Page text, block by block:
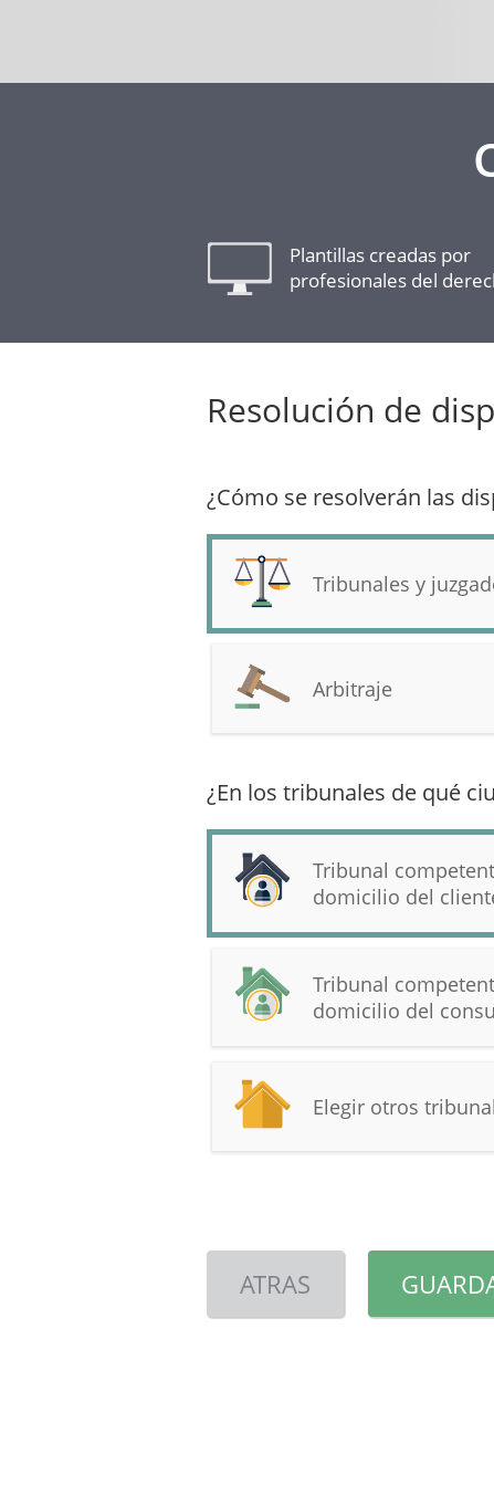
Plantillas creadas por
profesionales del
Resolución de
¿Cómo se resolverán las
Tribunales y
Arbitraje
¿En los tribunales de qué
Tribunal
domicilio del
Tribunal
domicilio del
Elegir otros
ATRAS